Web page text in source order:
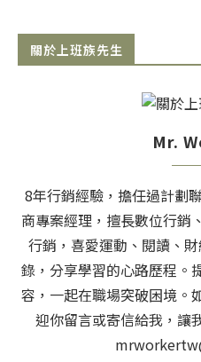
關於上班族先生
Mr.
8年行銷經驗，擔任過計劃
商專案經理，擅長數位行銷
行銷，喜愛運動、閱讀、
錄，分享學習的心路歷程。
容，一起在職場突破困境。
迎你留言或寄信給我，讓